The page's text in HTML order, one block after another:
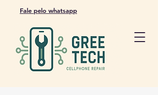
Fale pelo whatsapp